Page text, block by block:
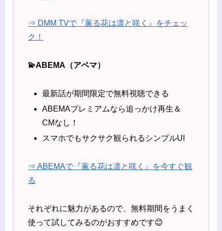
⇒ DMM TVで『薫る花は凛と咲く』をチェッ
ク！
💫ABEMA（アベマ）
最新話が期間限定で無料視聴できる
ABEMAプレミアムなら追っかけ再生＆
CMなし！
スマホでもサクサク観られるシンプルUI
⇒ ABEMAで『薫る花は凛と咲く』を今すぐ観
る
それぞれに魅力があるので、無料期間をうまく
使って試してみるのがおすすめです😊